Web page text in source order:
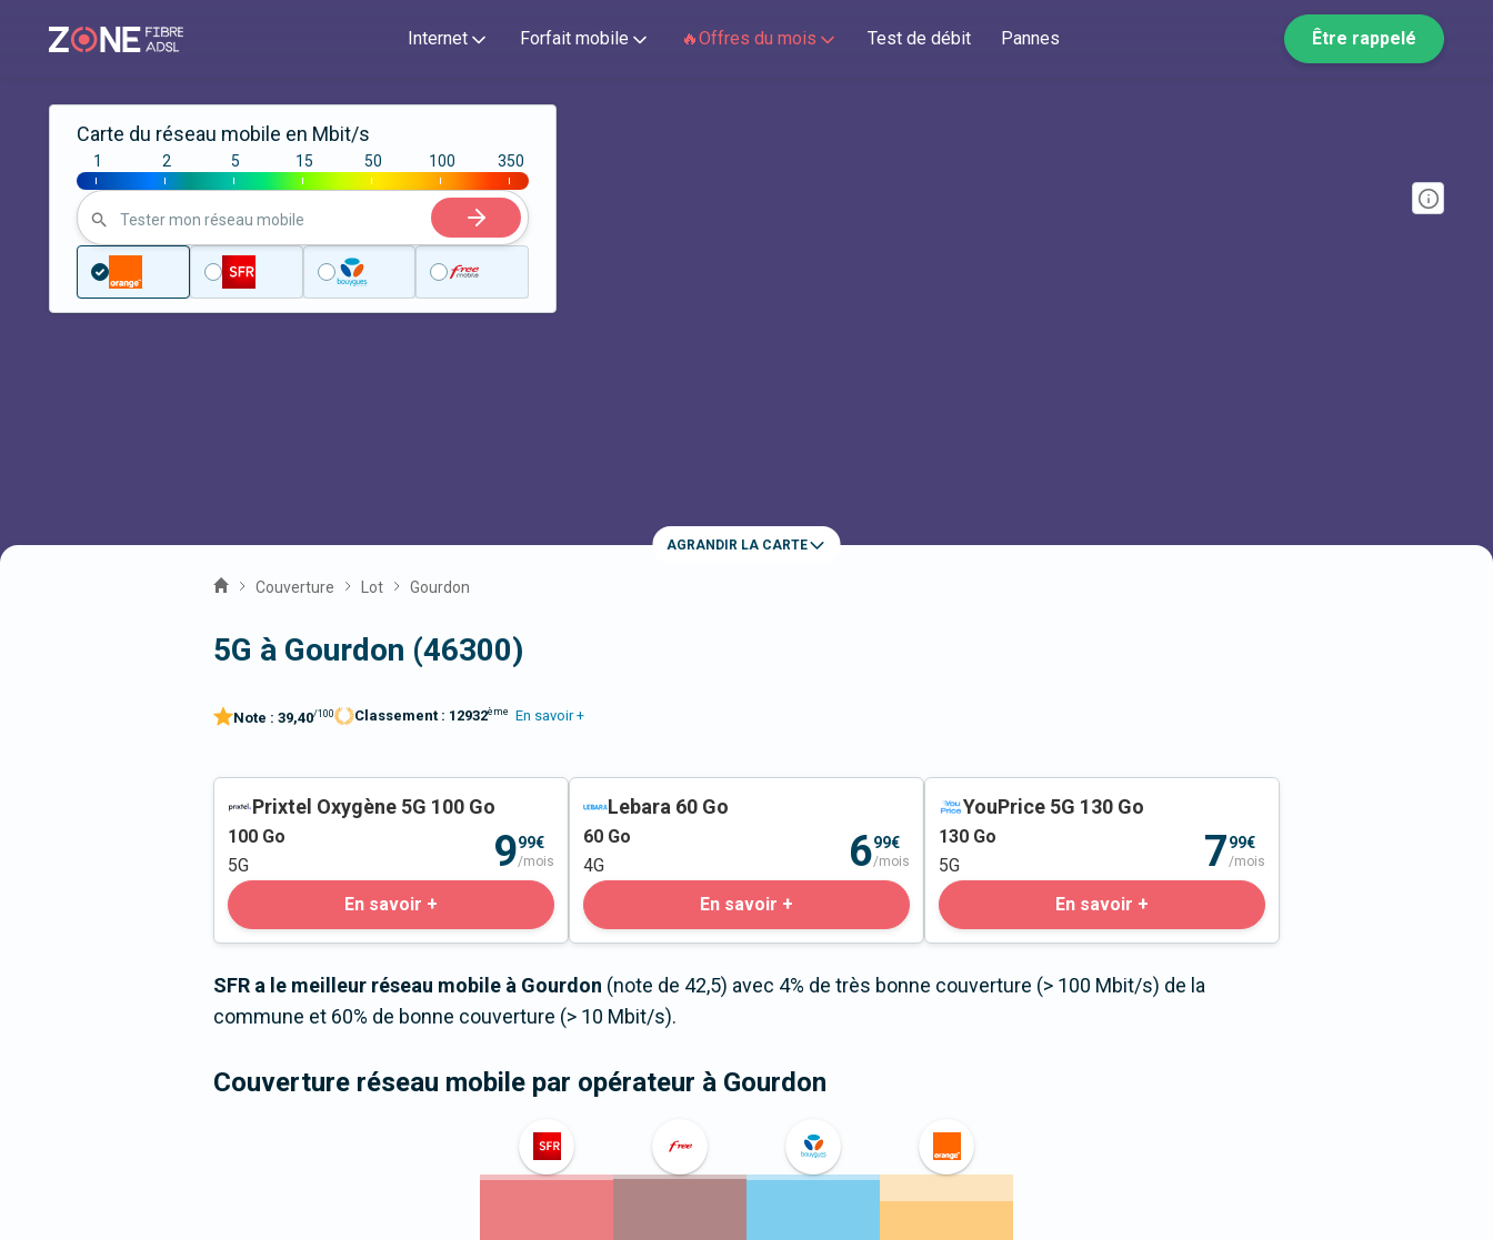
Internet Forfait mobile 🔥Offres du mois Test de débit Pannes Être rappelé
Carte du réseau mobile en Mbit/s
|
1
|
2
|
5
|
15
|
50
|
100
|
350
Tester mon réseau mobile
AGRANDIR LA CARTE
Couverture Lot Gourdon
5G à Gourdon (46300)
Note : 39,40/100 Classement : 12932ème En savoir +
Prixtel Oxygène 5G 100 Go
100 Go
5G
999€
/mois
En savoir +
Lebara 60 Go
60 Go
4G
699€
/mois
En savoir +
YouPrice 5G 130 Go
130 Go
5G
799€
/mois
En savoir +
SFR a le meilleur réseau mobile à Gourdon (note de 42,5) avec 4% de très bonne couverture (> 100 Mbit/s) de la
commune et 60% de bonne couverture (> 10 Mbit/s).
Couverture réseau mobile par opérateur à Gourdon